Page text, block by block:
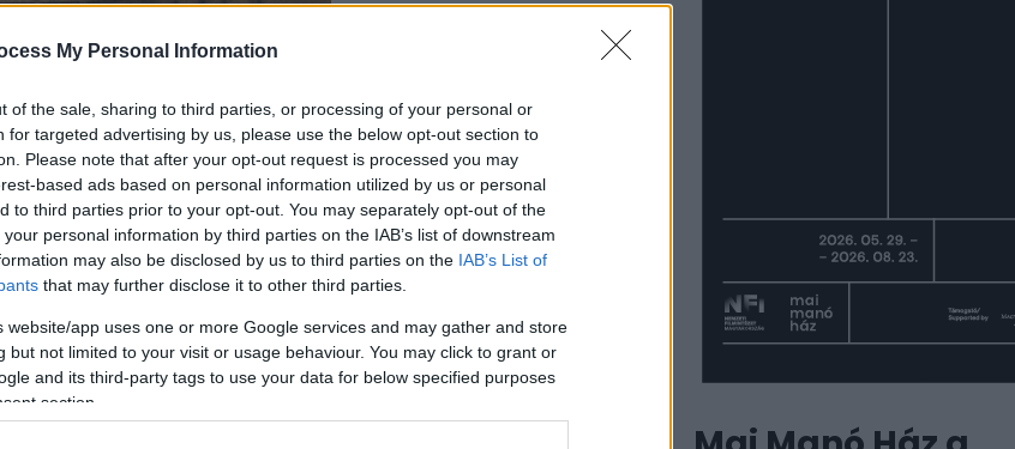
My Personal Information
of the sale, sharing to third parties, or processing of your personal or
for targeted advertising by us, please use the below opt-out section to
Please note that after your opt-out request is processed you may
based ads based on personal information utilized by us or personal
to third parties prior to your opt-out. You may separately opt-out of the
personal information by third parties on the IAB’s list of downstream
may also be disclosed by us to third parties on the IAB’s List of
that may further disclose it to other third parties.
website/app uses one or more Google services and may gather and store
but not limited to your visit or usage behaviour. You may click to grant or
and its third-party tags to use your data for below specified purposes
section.